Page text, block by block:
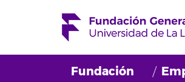
Fundación